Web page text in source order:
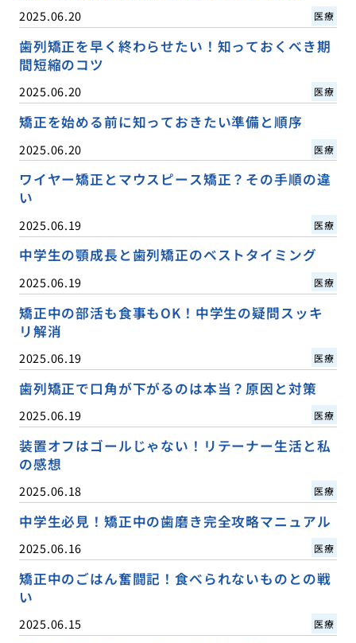
2025.06.20 医療
歯列矯正を早く終わらせたい！知っておくべき期
間短縮のコツ
2025.06.20 医療
矯正を始める前に知っておきたい準備と順序
2025.06.20 医療
ワイヤー矯正とマウスピース矯正？その手順の違
い
2025.06.19 医療
中学生の顎成長と歯列矯正のベストタイミング
2025.06.19 医療
矯正中の部活も食事もOK！中学生の疑問スッキ
リ解消
2025.06.19 医療
歯列矯正で口角が下がるのは本当？原因と対策
2025.06.19 医療
装置オフはゴールじゃない！リテーナー生活と私
の感想
2025.06.18 医療
中学生必見！矯正中の歯磨き完全攻略マニュアル
2025.06.16 医療
矯正中のごはん奮闘記！食べられないものとの戦
い
2025.06.15 医療